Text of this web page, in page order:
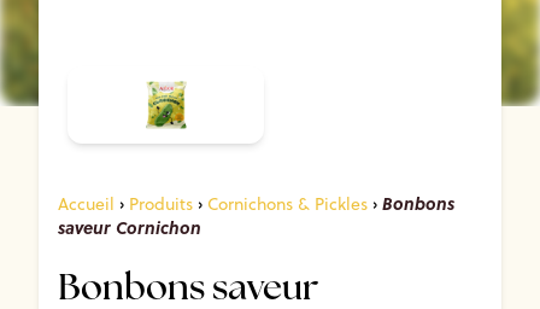
Accueil › Produits › Cornichons & Pickles › Bonbons
saveur Cornichon
Bonbons saveur